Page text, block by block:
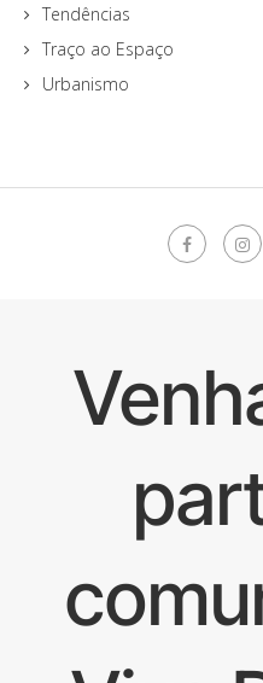
Tendências
Traço ao Espaço
Urbanismo